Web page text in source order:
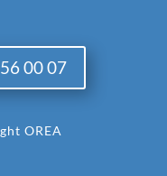
00 07
OREA